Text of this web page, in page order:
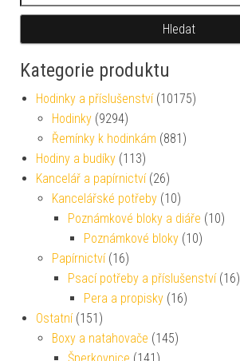
Hledat
Kategorie produktu
Hodinky a příslušenství (10175)
Hodinky (9294)
Řemínky k hodinkám (881)
Hodiny a budíky (113)
Kancelář a papírnictví (26)
Kancelářské potřeby (10)
Poznámkové bloky a diáře (10)
Poznámkové bloky (10)
Papírnictví (16)
Psací potřeby a příslušenství (16)
Pera a propisky (16)
Ostatní (151)
Boxy a natahovače (145)